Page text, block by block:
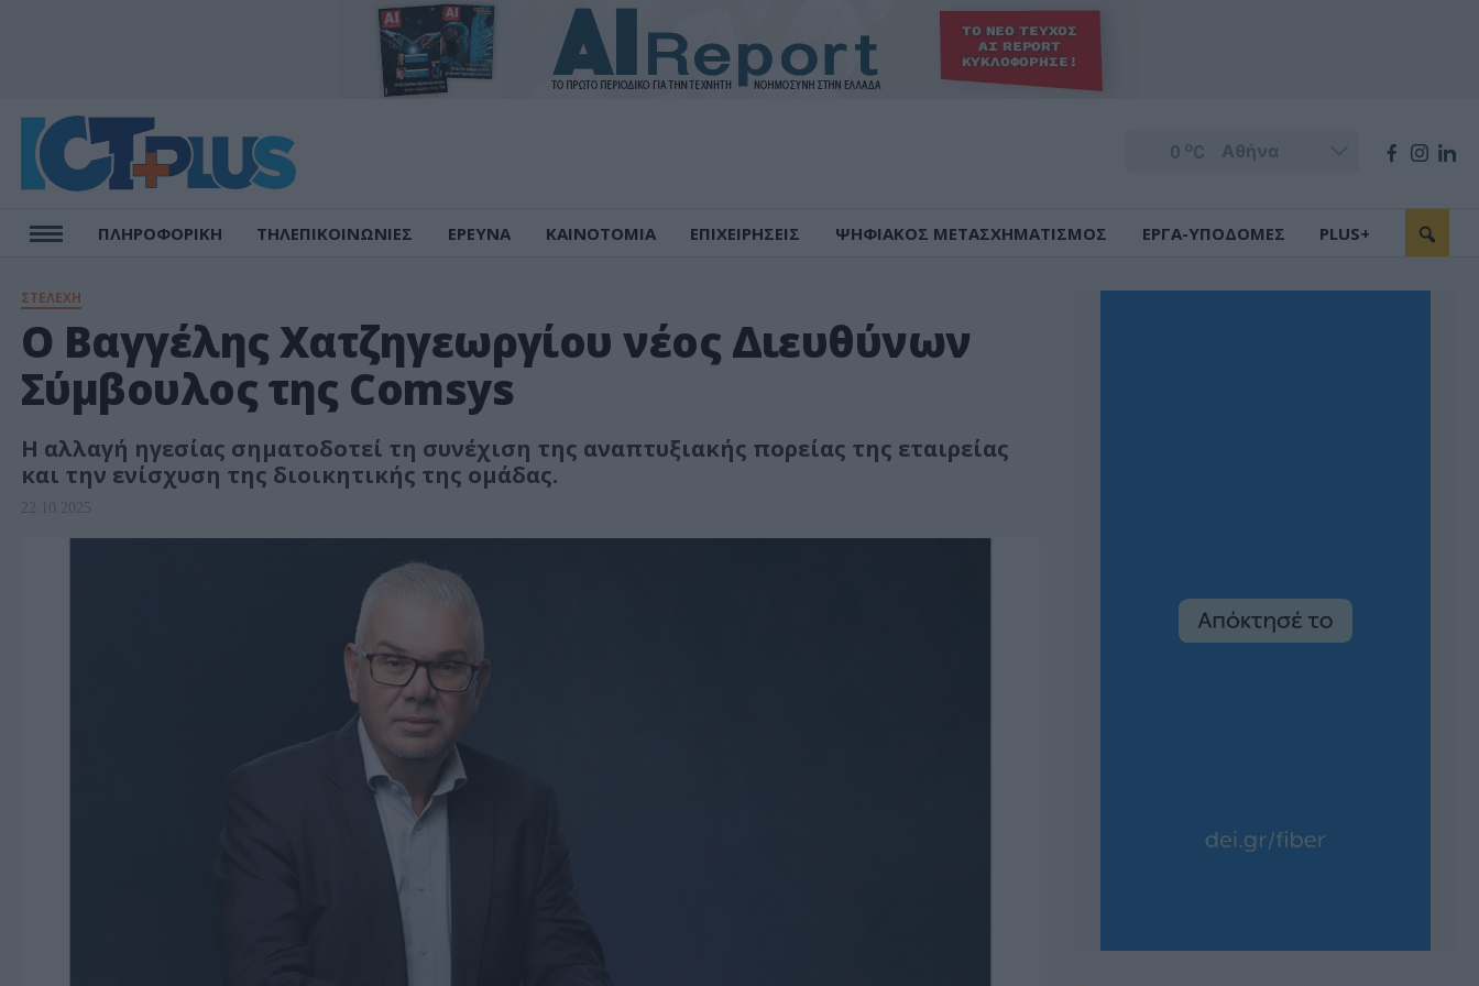
0 oC
ΠΛΗΡΟΦΟΡΙΚΗ ΤΗΛΕΠΙΚΟΙΝΩΝΙΕΣ ΕΡΕΥΝΑ ΚΑΙΝΟΤΟΜΙΑ ΕΠΙΧΕΙΡΗΣΕΙΣ ΨΗΦΙΑΚΟΣ ΜΕΤΑΣΧΗΜΑΤΙΣΜΟΣ ΕΡΓΑ-ΥΠΟΔΟΜΕΣ PLUS+
ΣΤΕΛΕΧΗ
Ο Βαγγέλης Χατζηγεωργίου νέος Διευθύνων
Σύμβουλος της Comsys
Η αλλαγή ηγεσίας σηματοδοτεί τη συνέχιση της αναπτυξιακής πορείας της εταιρείας
και την ενίσχυση της διοικητικής της ομάδας.
22.10.2025